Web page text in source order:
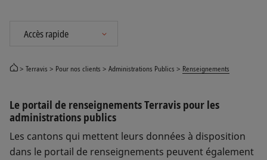
Terravis Pour nos clients Administrations Publics Renseignements
Le portail de renseignements Terravis pour les
administrations publics
Les cantons qui mettent leurs données à disposition
dans le portail de renseignements peuvent également